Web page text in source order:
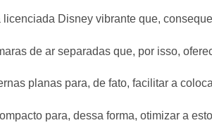
licenciada Disney vibrante que,
de ar separadas que, por isso,
planas para, de fato, facilitar a
para, dessa forma, otimizar a